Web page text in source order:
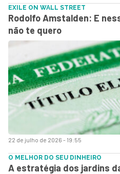
22 de julho de 2026 - 19:55
EXILE ON WALL STREET
Rodolfo Amstalden: E
não te quero
O MELHOR DO SEU DINHEIRO
A estratégia dos jardins